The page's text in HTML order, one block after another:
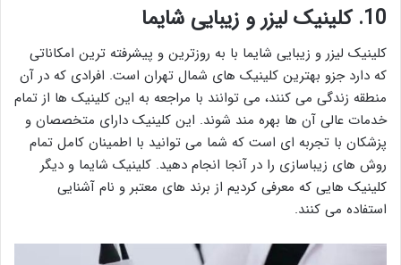
10. کلینیک لیزر و زیبایی شایما
کلینیک لیزر و زیبایی شایما با به روزترین و پیشرفته ترین امکاناتی
که دارد جزو بهترین کلینیک های شمال تهران است. افرادی که در آن
منطقه زندگی می کنند، می توانند با مراجعه به این کلینیک ها از تمام
خدمات عالی آن ها بهره مند شوند. این کلینیک دارای متخصصان و
پزشکان با تجربه ای است که شما می توانید با اطمینان کامل تمام
روش های زیباسازی را در آنجا انجام دهید. کلینیک شایما و دیگر
کلینیک هایی که معرفی کردیم از برند های معتبر و نام آشنایی
استفاده می کنند.